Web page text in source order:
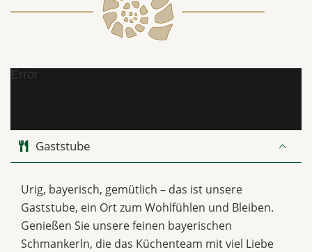
Error
Gaststube
Urig, bayerisch, gemütlich – das ist unsere
Gaststube, ein Ort zum Wohlfühlen und Bleiben.
Genießen Sie unsere feinen bayerischen
Schmankerln, die das Küchenteam mit viel Liebe